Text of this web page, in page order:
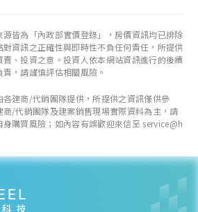
皆為「內政部實價登錄」，房價資訊均已排除
資訊之正確性與即時性不負任何責任，所提供
、投資之意。投資人依本網站資訊進行的後續
，請謹慎評估相關風險。
建商/代銷團隊提供，所提供之資訊僅供參
/代銷團隊及建案銷售現場實際資料為主，請
購買風險；如內容有誤歡迎來信至 service@h